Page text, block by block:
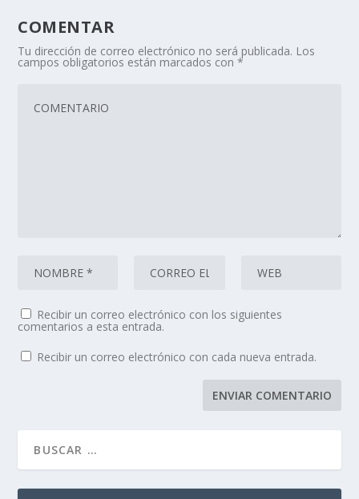
COMENTAR
Tu dirección de correo electrónico no será publicada. Los
campos obligatorios están marcados con*
Recibir un correo electrónico con los siguientes
comentarios a esta entrada.
Recibir un correo electrónico con cada nueva entrada.